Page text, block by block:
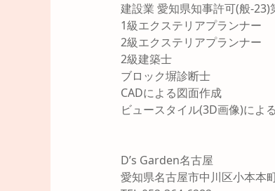
建設業 愛知県知事許可(般-23)
1級エクステリアプランナー
2級エクステリアプランナー
2級建築士
ブロック塀診断士
CADによる図面作成
ビュースタイル(3D画像)によ
D’s Garden名古屋
愛知県名古屋市中川区小本本